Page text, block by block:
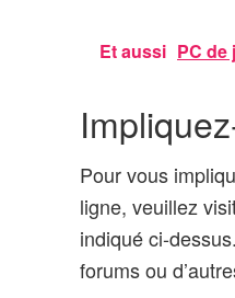
Et aussi PC de
Pour vous
ligne, veuillez
indiqué ci-
forums ou